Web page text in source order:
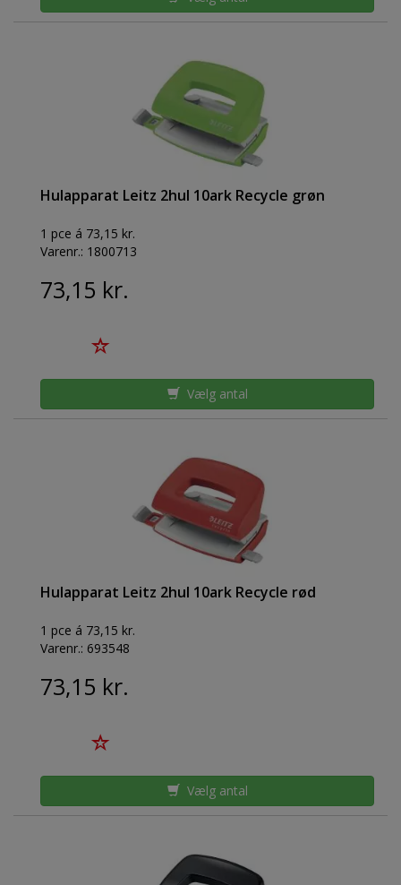
Hulapparat Leitz 2hul 10ark Recycle grøn
1 pce á 73,15 kr.
Varenr.: 1800713
73,15 kr.
Vælg antal
Hulapparat Leitz 2hul 10ark Recycle rød
1 pce á 73,15 kr.
Varenr.: 693548
73,15 kr.
Vælg antal